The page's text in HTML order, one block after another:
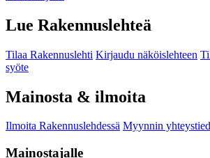
Lue Rakennuslehteä
Tilaa Rakennuslehti Kirjaudu näköislehteen
syöte
Mainosta & ilmoita
Ilmoita Rakennuslehdessä Myynnin
Mainostajalle